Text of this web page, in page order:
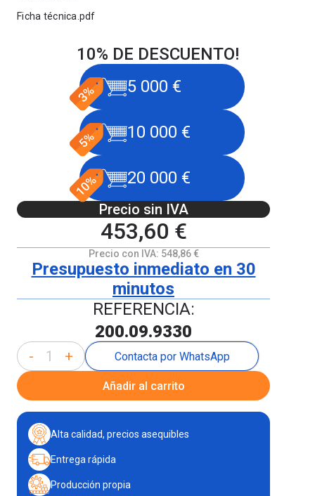
Ficha técnica.pdf
10% DE DESCUENTO!
5 000 €
10 000 €
20 000 €
Precio sin IVA
453,60 €
Precio con IVA: 548,86 €
Presupuesto inmediato en 30
minutos
REFERENCIA:
200.09.9330
- + Contacta por WhatsApp
Añadir al carrito
Alta calidad, precios asequibles
Entrega rápida
Producción propia